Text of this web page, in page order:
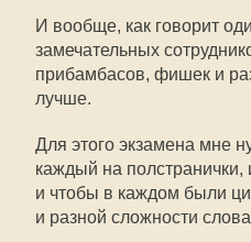
И вообще, как говорит
замечательных
прибамбасов, фишек и
лучше.
Для этого экзамена мне
каждый на полстранички,
и чтобы в каждом были
и разной сложности